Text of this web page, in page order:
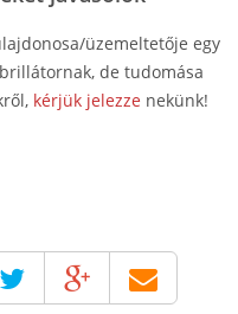
üzemeltetője egy
de tudomása
kérjük jelezze nekünk!